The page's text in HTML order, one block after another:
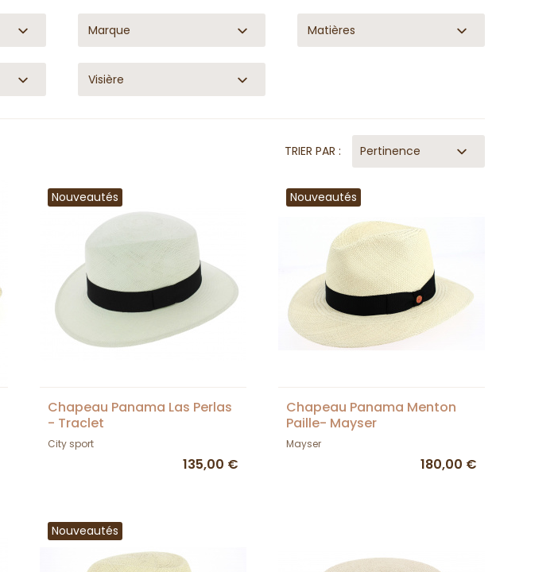
Marque Matières
Visière
TRIER PAR : Pertinence
Nouveautés
Chapeau Panama Las Perlas
- Traclet
City sport
135,00 €
Nouveautés
Chapeau Panama Menton
Paille- Mayser
Mayser
180,00 €
Nouveautés